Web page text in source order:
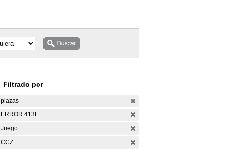
Filtrado por
plazas
ERROR 413H
Juego
CCZ